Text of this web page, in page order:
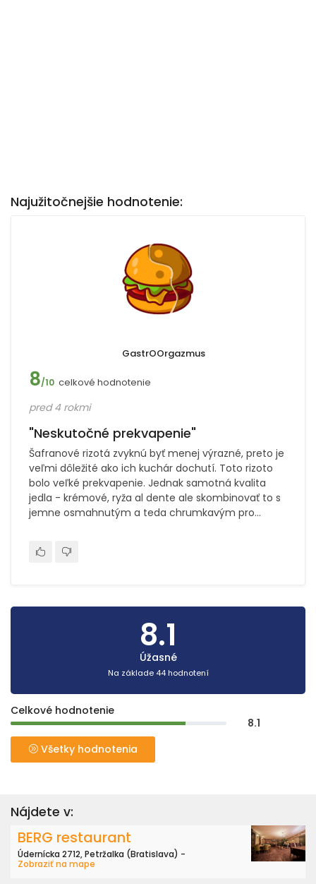
Najužitočnejšie hodnotenie:
GastrOOrgazmus
8/10 celkové hodnotenie
pred 4 rokmi
"Neskutočné prekvapenie"
Šafranové rizotá zvyknú byť menej výrazné, preto je
veľmi dôležité ako ich kuchár dochutí. Toto rizoto
bolo veľké prekvapenie. Jednak samotná kvalita
jedla - krémové, ryža al dente ale skombinovať to s
jemne osmahnutým a teda chrumkavým pro...
8.1
Úžasné
Na základe 44 hodnotení
Celkové hodnotenie
8.1
Všetky hodnotenia
Nájdete v:
BERG restaurant
Údernícka 2712, Petržalka (Bratislava) -
Zobraziť na mape